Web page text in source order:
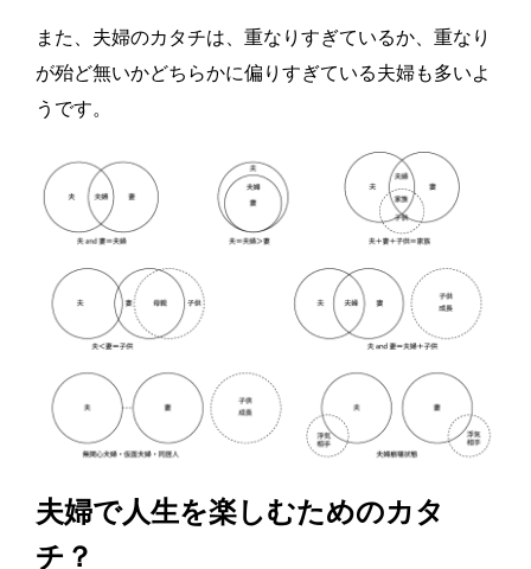
また、夫婦のカタチは、重なりすぎているか、重なり
が殆ど無いかどちらかに偏りすぎている夫婦も多いよ
うです。
夫婦で人生を楽しむためのカタ
チ？